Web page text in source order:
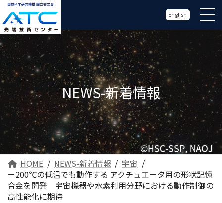
自然科学研究機構 国立天文台
English
NEWS-新着情報
HOME NEWS-新着情報
宇宙
－200℃の低温でも動作する アクチュエータ用の形状記憶
合金を開発 宇宙機器や水素利用分野における動作制御の
高性能化に期待